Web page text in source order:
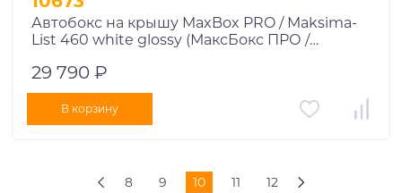
Автобокс на крышу MaxBox PRO / Maksima-
List 460 white glossy (МаксБокс ПРО /
29 790 ₽
В корзину
8 9 10 11 12